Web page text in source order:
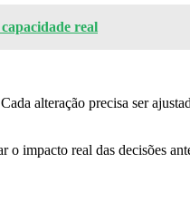
real
alteração precisa ser
impacto real das decisões